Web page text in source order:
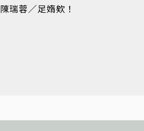
陳瑞蓉／足媠欸！